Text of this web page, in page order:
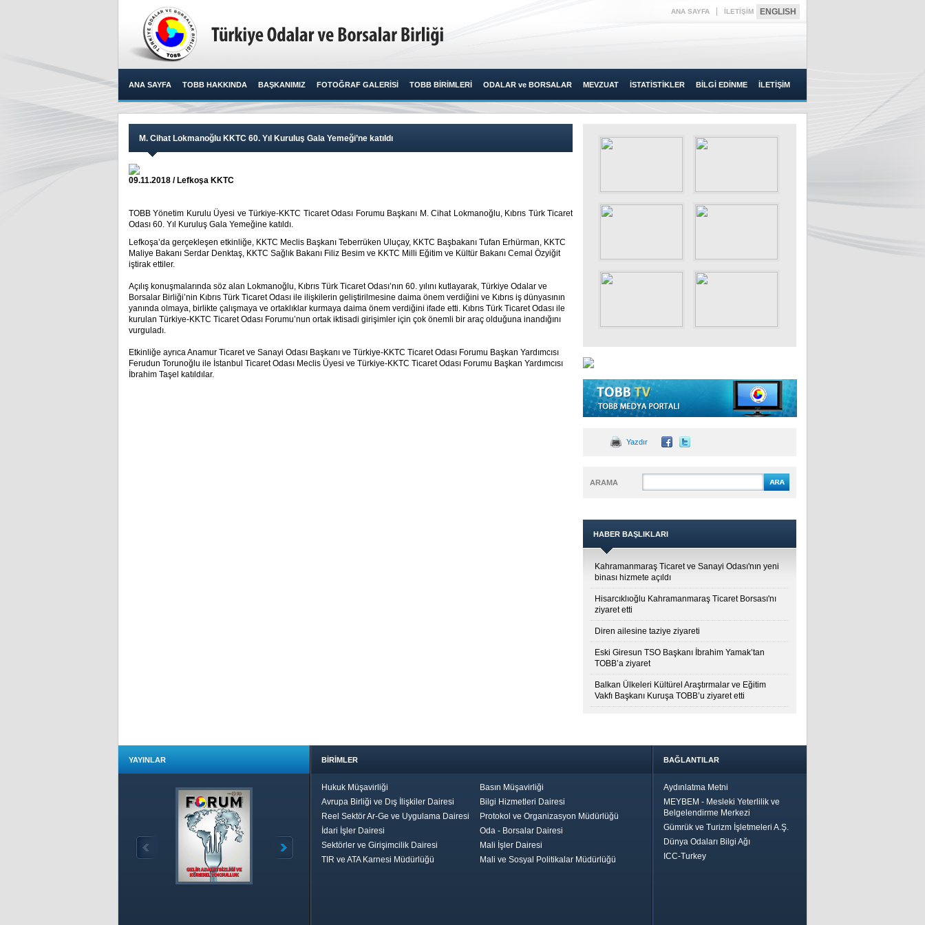
ANA SAYFA İLETİŞİM ENGLISH
ANA SAYFA TOBB HAKKINDA BAŞKANIMIZ FOTOĞRAF GALERİSİ TOBB BİRİMLERİ ODALAR ve BORSALAR MEVZUAT İSTATİSTİKLER BİLGİ EDİNME İLETİŞİM
M. Cihat Lokmanoğlu KKTC 60. Yıl Kuruluş Gala Yemeği’ne katıldı
09.11.2018 / Lefkoşa KKTC
TOBB Yönetim Kurulu Üyesi ve Türkiye-KKTC Ticaret Odası Forumu Başkanı M. Cihat Lokmanoğlu, Kıbrıs Türk Ticaret
Odası 60. Yıl Kuruluş Gala Yemeğine katıldı.​
Lefkoşa’da gerçekleşen etkinliğe, KKTC Meclis Başkanı Teberrüken Uluçay, KKTC Başbakanı Tufan Erhürman, KKTC
Maliye Bakanı Serdar Denktaş, KKTC Sağlık Bakanı Filiz Besim ve KKTC Milli Eğitim ve Kültür Bakanı Cemal Özyiğit
iştirak ettiler.
Açılış konuşmalarında söz alan Lokmanoğlu, Kıbrıs Türk Ticaret Odası’nın 60. yılını kutlayarak, Türkiye Odalar ve
Borsalar Birliği’nin Kıbrıs Türk Ticaret Odası ile ilişkilerin geliştirilmesine daima önem verdiğini ve Kıbrıs iş dünyasının
yanında olmaya, birlikte çalışmaya ve ortaklıklar kurmaya daima önem verdiğini ifade etti. Kıbrıs Türk Ticaret Odası ile
kurulan Türkiye-KKTC Ticaret Odası Forumu’nun ortak iktisadi girişimler için çok önemli bir araç olduğuna inandığını
vurguladı.
Etkinliğe ayrıca Anamur Ticaret ve Sanayi Odası Başkanı ve Türkiye-KKTC Ticaret Odası Forumu Başkan Yardımcısı
Ferudun Torunoğlu ile İstanbul Ticaret Odası Meclis Üyesi ve Türkiye-KKTC Ticaret Odası Forumu Başkan Yardımcısı
İbrahim Taşel katıldılar.
Yazdır
ARAMA
HABER BAŞLIKLARI
Kahramanmaraş Ticaret ve Sanayi Odası'nın yeni
binası hizmete açıldı
Hisarcıklıoğlu Kahramanmaraş Ticaret Borsası'nı
ziyaret etti
Diren ailesine taziye ziyareti
Eski Giresun TSO Başkanı İbrahim Yamak’tan
TOBB’a ziyaret
Balkan Ülkeleri Kültürel Araştırmalar ve Eğitim
Vakfı Başkanı Kuruşa TOBB’u ziyaret etti
YAYINLAR BİRİMLER
Hukuk Müşavirliği
Basın Müşavirliği
Avrupa Birliği ve Dış İlişkiler Dairesi
Bilgi Hizmetleri Dairesi
Reel Sektör Ar-Ge ve Uygulama Dairesi
Protokol ve Organizasyon Müdürlüğü
İdari İşler Dairesi
Oda - Borsalar Dairesi
Sektörler ve Girişimcilik Dairesi
Mali İşler Dairesi
TIR ve ATA Karnesi Müdürlüğü
Mali ve Sosyal Politikalar Müdürlüğü
BAĞLANTILAR
Aydınlatma Metni
MEYBEM - Mesleki Yeterlilik ve
Belgelendirme Merkezi
Gümrük ve Turizm İşletmeleri A.Ş.
Dünya Odaları Bilgi Ağı
ICC-Turkey